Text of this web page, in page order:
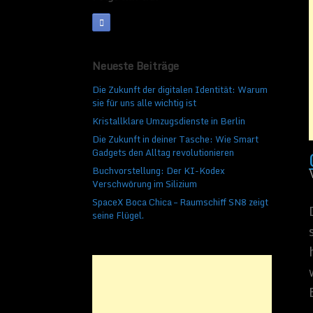
heißt Tianhe-1A, das
Billiarden
Neueste Beiträge
Die Zukunft der digitalen Identität: Warum
sie für uns alle wichtig ist
Kristallklare Umzugsdienste in Berlin
Die Zukunft in deiner Tasche: Wie Smart
Gadgets den Alltag revolutionieren
Buchvorstellung: Der KI-Kodex
Verschwörung im Silizium
SpaceX Boca Chica – Raumschiff SN8 zeigt
seine Flügel.